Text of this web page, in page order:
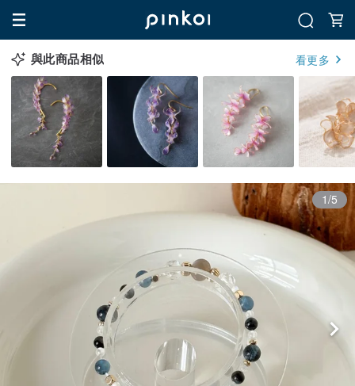
與此商品相似 看更多
1/5